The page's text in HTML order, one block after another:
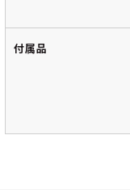
付属品